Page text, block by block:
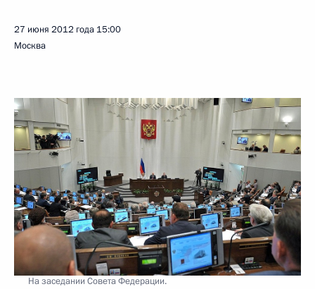
27 июня 2012 года 15:00
Москва
На заседании Совета Федерации.